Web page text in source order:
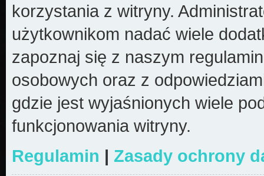
korzystania z witryny.
użytkownikom nadać wiele
zapoznaj się z naszym
osobowych oraz z
gdzie jest wyjaśnionych wiele
funkcjonowania witryny.
Regulamin | Zasady ochrony